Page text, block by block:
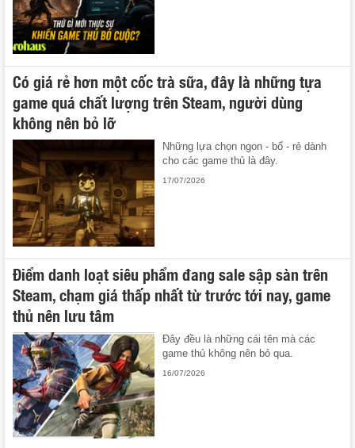
Có giá rẻ hơn một cốc trà sữa, đây là những tựa
game quá chất lượng trên Steam, người dùng
không nên bỏ lỡ
Những lựa chọn ngon - bổ - rẻ dành
cho các game thủ là đây.
17/07/2026
Điểm danh loạt siêu phẩm đang sale sập sàn trên
Steam, chạm giá thấp nhất từ trước tới nay, game
thủ nên lưu tâm
Đây đều là những cái tên mà các
game thủ không nên bỏ qua.
16/07/2026